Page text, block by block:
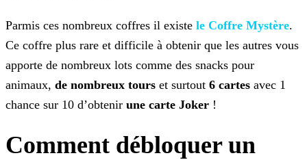
Parmis ces nombreux coffres il existe le Coffre Mystère.
Ce coffre plus rare et difficile à obtenir que les autres vous
apporte de nombreux lots comme des snacks pour
animaux, de nombreux tours et surtout 6 cartes avec 1
chance sur 10 d’obtenir une carte Joker !
Comment débloquer un